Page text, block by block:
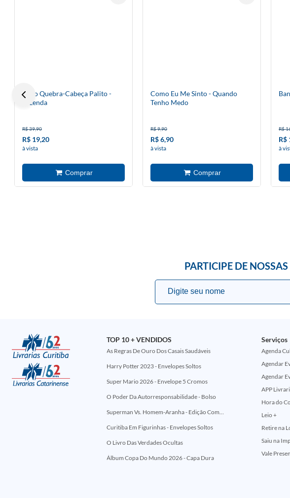
Livro Quebra-Cabeça Palito -
Fazenda
R$ 39,90
R$ 19,20
à vista
Como Eu Me Sinto - Quando
Tenho Medo
R$ 9,90
R$ 6,90
à vista
R$
R$
à
PARTICIPE DE
TOP 10 + VENDIDOS
As Regras De Ouro Dos Casais Saudáveis
Harry Potter 2023 - Envelopes Soltos
Super Mario 2026 - Envelope 5 Cromos
O Poder Da Autorresponsabilidade - Bolso
Superman Vs. Homem-Aranha - Edição Comemorativa 50 Anos (Encontros Clássicos Dc E Marvel)
Curitiba Em Figurinhas - Envelopes Soltos
O Livro Das Verdades Ocultas
Álbum Copa Do Mundo 2026 - Capa Dura
Serviços
Agenda
Agendar
Agendar
APP
Hora do
Leio +
Retire na
Saiu na
Vale